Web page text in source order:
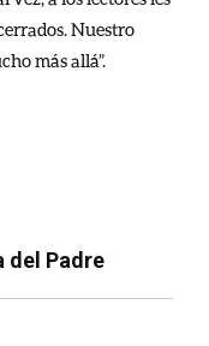
Nuestro
más allá”.
del Padre